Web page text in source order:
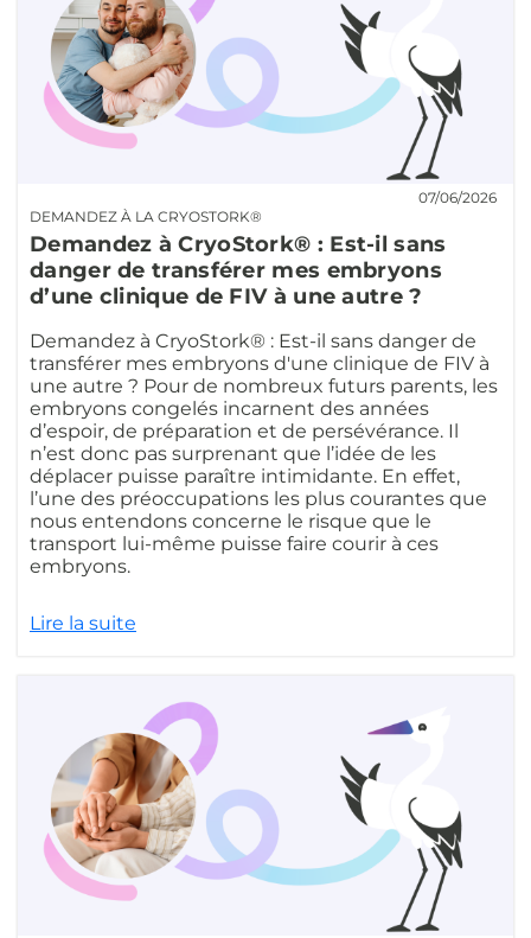
DEMANDEZ À LA CRYOSTORK®
07/06/2026
Demandez à CryoStork® : Est-il sans
danger de transférer mes embryons
d’une clinique de FIV à une autre ?
Demandez à CryoStork® : Est-il sans danger de
transférer mes embryons d'une clinique de FIV à
une autre ? Pour de nombreux futurs parents, les
embryons congelés incarnent des années
d’espoir, de préparation et de persévérance. Il
n’est donc pas surprenant que l’idée de les
déplacer puisse paraître intimidante. En effet,
l’une des préoccupations les plus courantes que
nous entendons concerne le risque que le
transport lui-même puisse faire courir à ces
embryons.
Lire la suite